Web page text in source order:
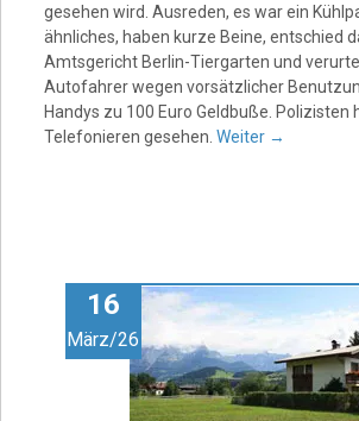
gesehen wird. Ausreden, es war ein
ähnliches, haben kurze Beine, entschied
Amtsgericht Berlin-Tiergarten und
Autofahrer wegen vorsätzlicher
Handys zu 100 Euro Geldbuße. Polizisten
Telefonieren gesehen. Weiter →
16
März/26